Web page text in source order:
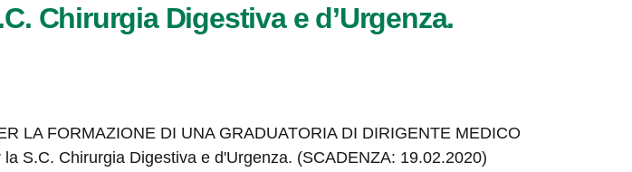
Chirurgia Digestiva e d’Urgenza.
LA FORMAZIONE DI UNA GRADUATORIA DI DIRIGENTE MEDICO
S.C. Chirurgia Digestiva e d'Urgenza. (SCADENZA: 19.02.2020)